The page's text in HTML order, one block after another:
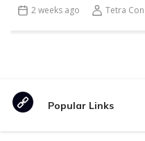
2 weeks ago Tetra
Popular Links